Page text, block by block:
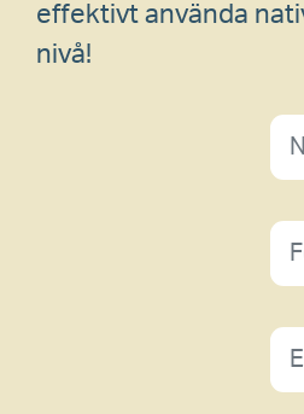
effektivt använda
nivå!